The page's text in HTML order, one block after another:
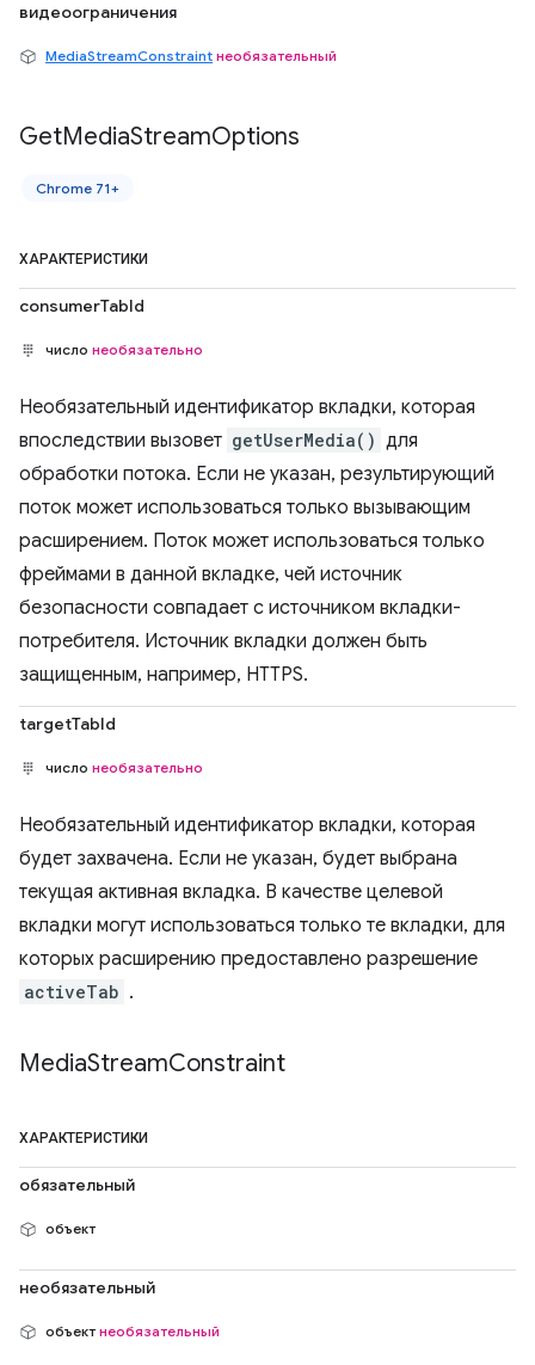
видеоограничения
MediaStreamConstraint необязательный
GetMediaStreamOptions
Chrome 71+
ХАРАКТЕРИСТИКИ
consumerTabId
число необязательно
Необязательный идентификатор вкладки, которая
впоследствии вызовет getUserMedia() для
обработки потока. Если не указан, результирующий
поток может использоваться только вызывающим
расширением. Поток может использоваться только
фреймами в данной вкладке, чей источник
безопасности совпадает с источником вкладки-
потребителя. Источник вкладки должен быть
защищенным, например, HTTPS.
targetTabId
число необязательно
Необязательный идентификатор вкладки, которая
будет захвачена. Если не указан, будет выбрана
текущая активная вкладка. В качестве целевой
вкладки могут использоваться только те вкладки, для
которых расширению предоставлено разрешение
activeTab .
MediaStreamConstraint
ХАРАКТЕРИСТИКИ
обязательный
объект
необязательный
объект необязательный